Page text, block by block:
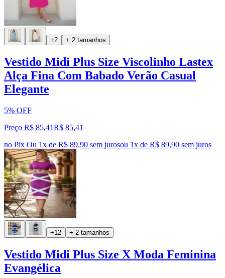
+2 + 2 tamanhos
Vestido Midi Plus Size Viscolinho Lastex
Alça Fina Com Babado Verão Casual
Elegante
5% OFF
Preço R$ 85,41R$ 85,41
no Pix Ou 1x de R$ 89,90 sem jurosou 1x de R$ 89,90 sem juros
+12 + 2 tamanhos
Vestido Midi Plus Size X Moda Feminina
Evangélica